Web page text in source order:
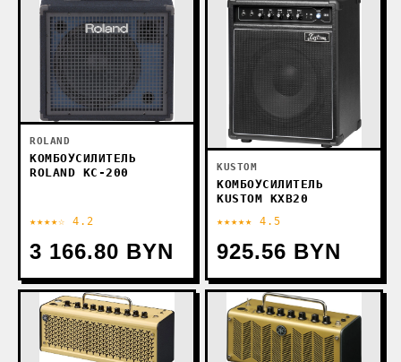
ROLAND
КОМБОУСИЛИТЕЛЬ
ROLAND KC-200
★★★★☆ 4.2
3 166.80 BYN
KUSTOM
КОМБОУСИЛИТЕЛЬ
KUSTOM KXB20
★★★★★ 4.5
925.56 BYN